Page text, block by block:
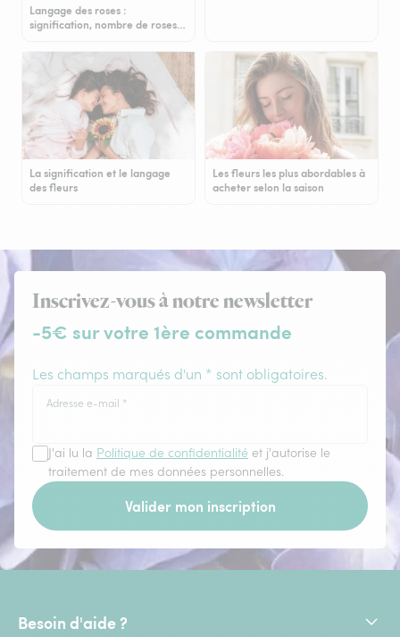
Langage des roses :
signification, nombre de roses…
La signification et le langage
des fleurs
Les fleurs les plus abordables à
acheter selon la saison
Inscrivez-vous à notre newsletter
-5€ sur votre 1ère commande
Les champs marqués d'un * sont obligatoires.
Adresse e-mail *
J'ai lu la Politique de confidentialité et j'autorise le
traitement de mes données personnelles.
Valider mon inscription
Besoin d'aide ?